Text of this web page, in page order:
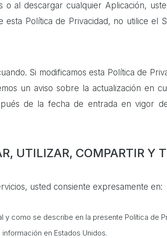
al descargar cualquier Aplicación,
Política de Privacidad, no utilice el
Si modificamos esta Política de
un aviso sobre la actualización en
de la fecha de entrada en vigor
UTILIZAR, COMPARTIR Y
usted consiente expresamente en:
y como se describe en la presente Política de
en Estados Unidos.